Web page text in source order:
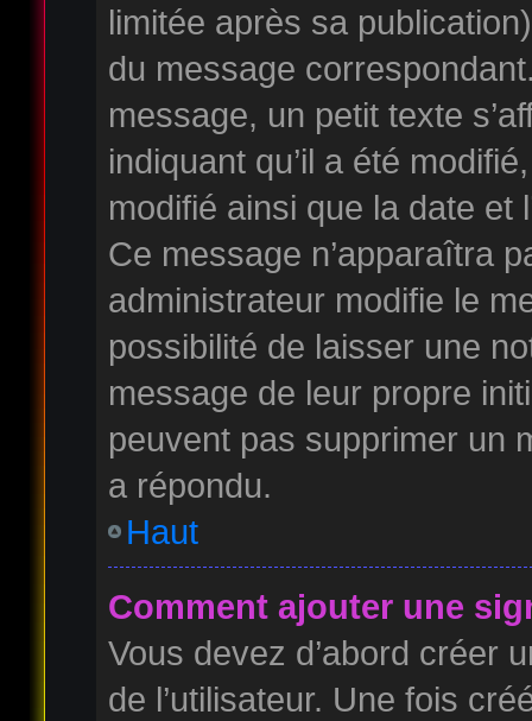
limitée après sa
du message
message, un petit texte
indiquant qu’il a été
modifié ainsi que la date et
Ce message n’apparaîtra
administrateur modifie le
possibilité de laisser une
message de leur propre
peuvent pas supprimer un
a répondu.
Haut
Comment ajouter une
Vous devez d’abord créer
de l’utilisateur. Une fois